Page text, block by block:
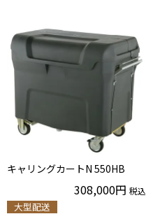
キャリングカートN 550HB
308,000 税込
大型配送